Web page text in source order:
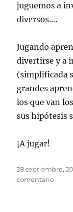
juguemos a
diversos….
Jugando
divertirse y a
(simplificada
grandes
los que van
sus hipótesis
¡A jugar!
Publicado
el
28 septiembre,
comentarioen